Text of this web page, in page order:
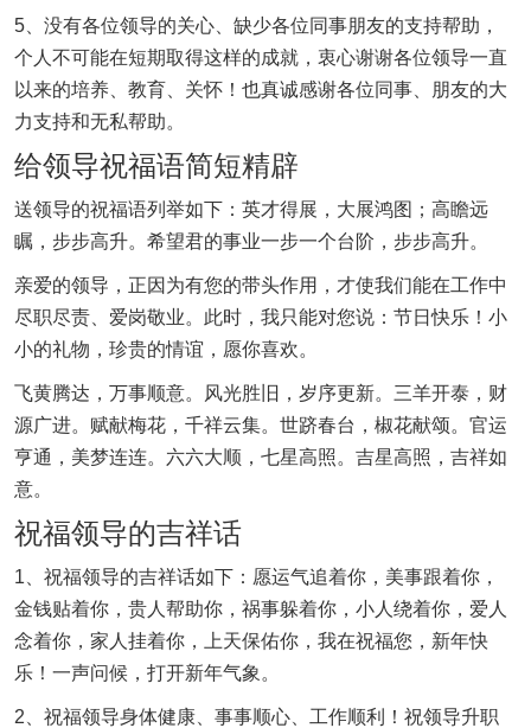
5、没有各位领导的关心、缺少各位同事朋友的支持帮助，
个人不可能在短期取得这样的成就，衷心谢谢各位领导一直
以来的培养、教育、关怀！也真诚感谢各位同事、朋友的大
力支持和无私帮助。
给领导祝福语简短精辟
送领导的祝福语列举如下：英才得展，大展鸿图；高瞻远
瞩，步步高升。希望君的事业一步一个台阶，步步高升。
亲爱的领导，正因为有您的带头作用，才使我们能在工作中
尽职尽责、爱岗敬业。此时，我只能对您说：节日快乐！小
小的礼物，珍贵的情谊，愿你喜欢。
飞黄腾达，万事顺意。风光胜旧，岁序更新。三羊开泰，财
源广进。赋献梅花，千祥云集。世跻春台，椒花献颂。官运
亨通，美梦连连。六六大顺，七星高照。吉星高照，吉祥如
意。
祝福领导的吉祥话
1、祝福领导的吉祥话如下：愿运气追着你，美事跟着你，
金钱贴着你，贵人帮助你，祸事躲着你，小人绕着你，爱人
念着你，家人挂着你，上天保佑你，我在祝福您，新年快
乐！一声问候，打开新年气象。
2、祝福领导身体健康、事事顺心、工作顺利！祝领导升职